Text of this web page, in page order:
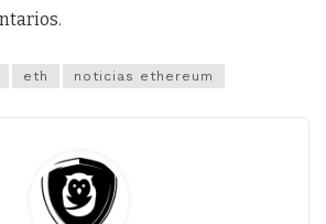
eth noticias ethereum